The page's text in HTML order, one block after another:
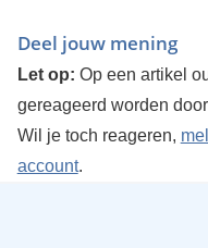
Deel jouw mening
Let op: Op een artikel
gereageerd worden
Wil je toch reageren,
account.